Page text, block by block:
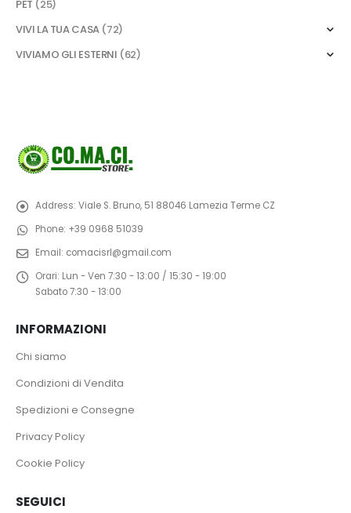
PET (25)
VIVI LA TUA CASA (72)
VIVIAMO GLI ESTERNI (62)
Address: Viale S. Bruno, 51 88046 Lamezia Terme CZ
Phone: +39 0968 51039
Email: comacisrl@gmail.com
Orari: Lun - Ven 7:30 - 13:00 / 15:30 - 19:00
Sabato 7:30 - 13:00
INFORMAZIONI
Chi siamo
Condizioni di Vendita
Spedizioni e Consegne
Privacy Policy
Cookie Policy
SEGUICI